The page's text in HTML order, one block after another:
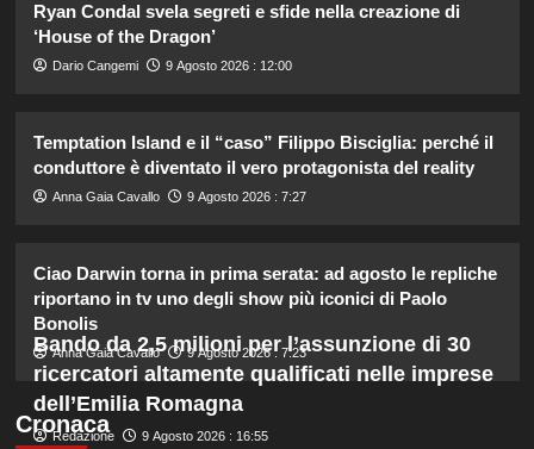
1
Carlo: ottime notizie sui progressi
nella cura del cancro.
2
Uomini e Donne: Edoardo e Paola,
nuova coppia nel trono over dopo
alcune settimane di incontri.
cui si è pentita: “L’ho fatto
sciogliere”.
Gaia svela la verità sull’amore tra
Elodie e Franceska: “Se l’amore
genera rabbia…”
Ryan Condal svela segreti e sfide nella creazione di
‘House of the Dragon’
Dario Cangemi 9 Agosto 2026 : 12:00
Temptation Island e il “caso” Filippo Bisciglia: perché il
conduttore è diventato il vero protagonista del reality
Anna Gaia Cavallo 9 Agosto 2026 : 7:27
Ciao Darwin torna in prima serata: ad agosto le repliche
riportano in tv uno degli show più iconici di Paolo
Bonolis
Anna Gaia Cavallo 9 Agosto 2026 : 7:23
Cronaca
Bando da 2,5 milioni per l’assunzione di 30
ricercatori altamente qualificati nelle imprese
dell’Emilia Romagna
Redazione 9 Agosto 2026 : 16:55